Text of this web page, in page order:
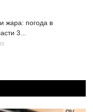
жара: погода в
3...